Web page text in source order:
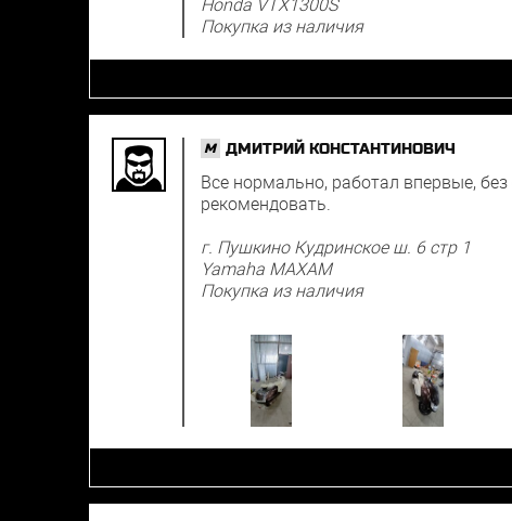
Honda VTX1300S
Покупка из наличия
M ДМИТРИЙ КОНСТАНТИНОВИЧ
Все нормально, работал впервые,
рекомендовать.
г. Пушкино Кудринское ш. 6 стр 1
Yamaha MAXAM
Покупка из наличия